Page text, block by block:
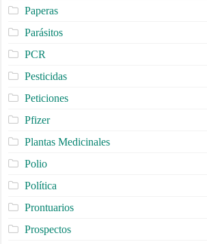
Paperas
Parásitos
PCR
Pesticidas
Peticiones
Pfizer
Plantas Medicinales
Polio
Política
Prontuarios
Prospectos